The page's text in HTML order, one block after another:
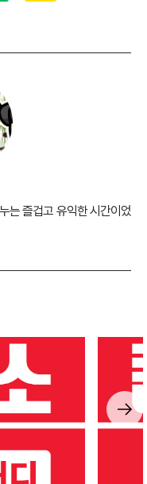
는 즐겁고 유익한 시간이었